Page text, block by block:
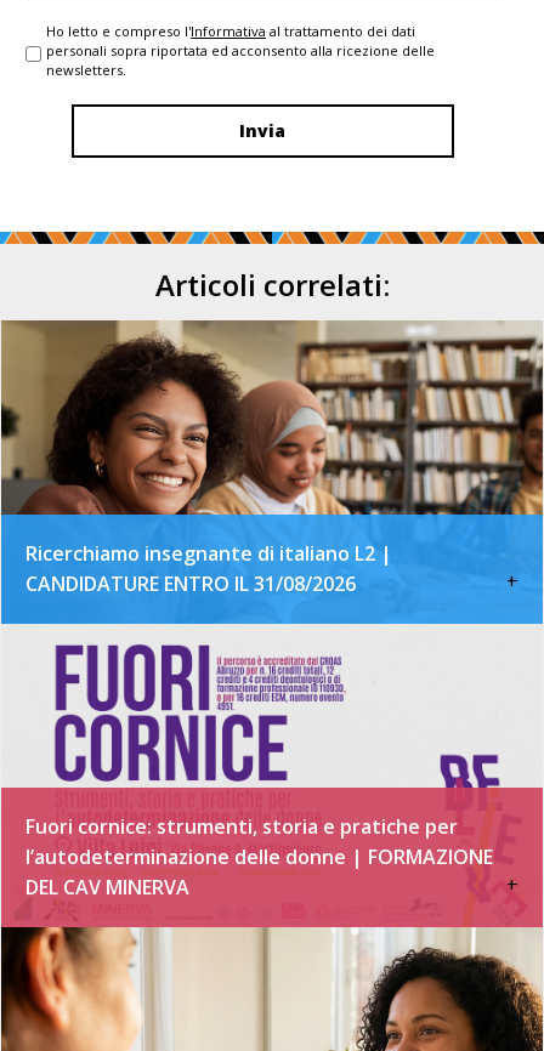
Ho letto e compreso l'Informativa al trattamento dei dati
personali sopra riportata ed acconsento alla ricezione delle
newsletters.
Articoli correlati:
Ricerchiamo insegnante di italiano L2 |
CANDIDATURE ENTRO IL 31/08/2026
+
Fuori cornice: strumenti, storia e pratiche per
l’autodeterminazione delle donne | FORMAZIONE
DEL CAV MINERVA
+